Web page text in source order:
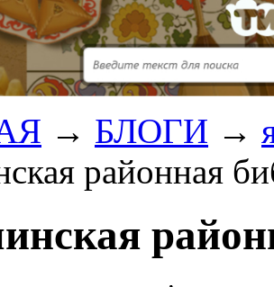
→ БЛОГИ →
районная